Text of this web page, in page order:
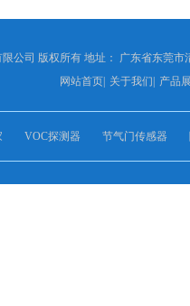
公司 版权所有 地址： 广东省东莞
网站首页| 关于我们 产品
VOC探测器 节气门传感器